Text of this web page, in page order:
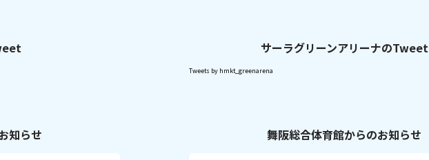
サーラグリーンアリーナのTweet
Tweets by hmkt_greenarena
知らせ 舞阪総合体育館からのお知らせ